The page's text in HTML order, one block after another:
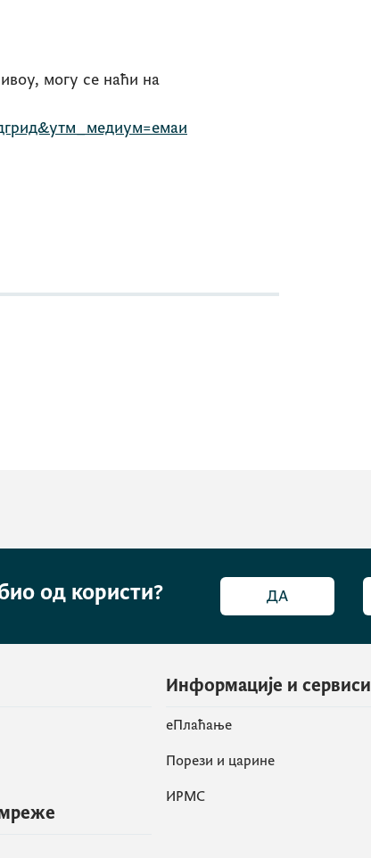
могу се наћи на
од користи? ДА
Информације и сервиси
eПлаћање
Порези и царине
ИРМС